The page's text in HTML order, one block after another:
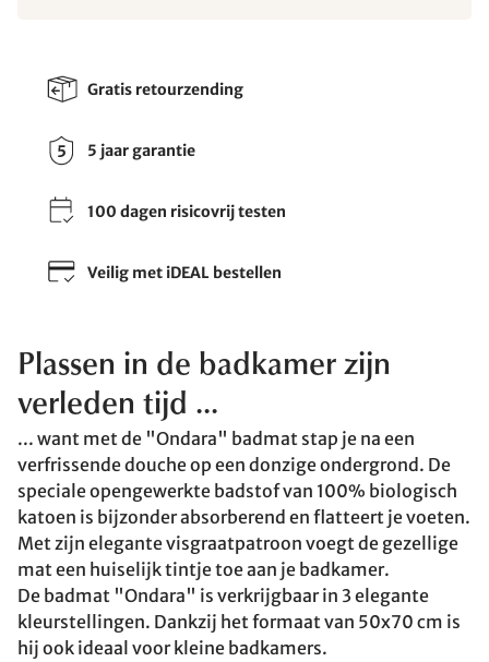
Gratis retourzending
5 jaar garantie
100 dagen risicovrij testen
Veilig met iDEAL bestellen
Plassen in de badkamer zijn
verleden tijd ...
... want met de "Ondara" badmat stap je na een
verfrissende douche op een donzige ondergrond. De
speciale opengewerkte badstof van 100% biologisch
katoen is bijzonder absorberend en flatteert je voeten.
Met zijn elegante visgraatpatroon voegt de gezellige
mat een huiselijk tintje toe aan je badkamer.
De badmat "Ondara" is verkrijgbaar in 3 elegante
kleurstellingen. Dankzij het formaat van 50x70 cm is
hij ook ideaal voor kleine badkamers.